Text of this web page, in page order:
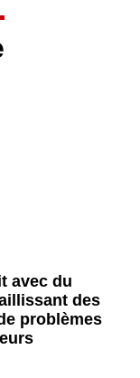
avec du
des
problèmes